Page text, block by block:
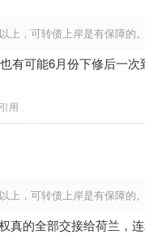
上，可转债上岸是有保障的
有可能6月份下修后一
引用
上，可转债上岸是有保障的
真的全部交接给荷兰，